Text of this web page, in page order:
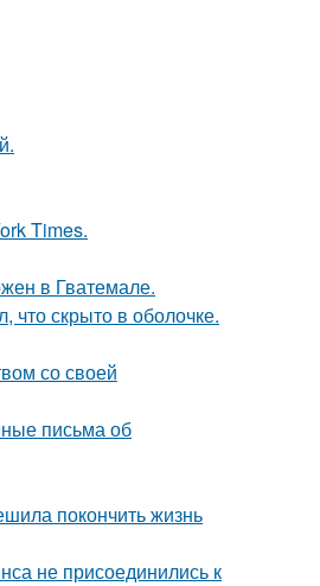
Times.
в Гватемале.
что скрыто в оболочке.
со своей
письма об
покончить жизнь
не присоединились к